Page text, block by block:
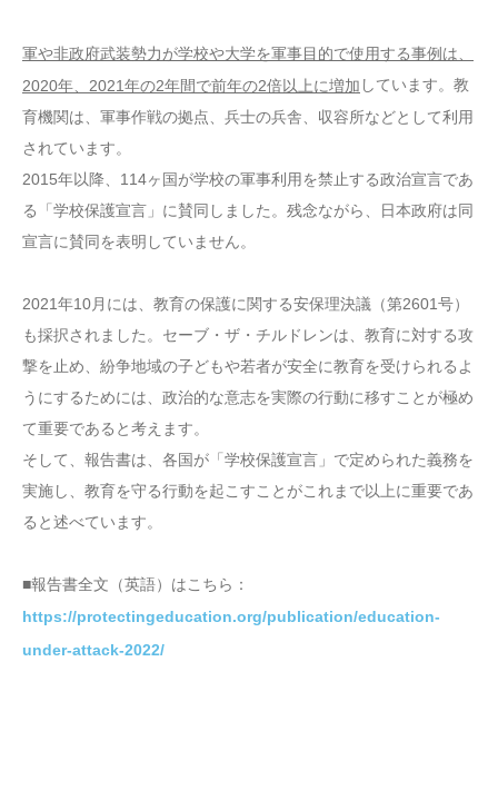
軍や非政府武装勢力が学校や大学を軍事目的で使用する事例は、
2020年、2021年の2年間で前年の2倍以上に増加 しています。教
育機関は、軍事作戦の拠点、兵士の兵舎、収容所などとして利用
されています。
2015年以降、114ヶ国が学校の軍事利用を禁止する政治宣言であ
る「学校保護宣言」に賛同しました。残念ながら、日本政府は同
宣言に賛同を表明していません。
2021年10月には、教育の保護に関する安保理決議（第2601号）
も採択されました。セーブ・ザ・チルドレンは、教育に対する攻
撃を止め、紛争地域の子どもや若者が安全に教育を受けられるよ
うにするためには、政治的な意志を実際の行動に移すことが極め
て重要であると考えます。
そして、報告書は、各国が「学校保護宣言」で定められた義務を
実施し、教育を守る行動を起こすことがこれまで以上に重要であ
ると述べています。
■報告書全文（英語）はこちら：
https://protectingeducation.org/publication/education-
under-attack-2022/